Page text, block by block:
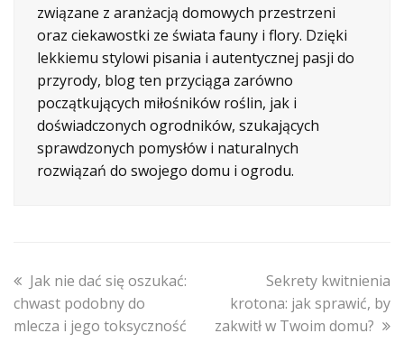
związane z aranżacją domowych przestrzeni
oraz ciekawostki ze świata fauny i flory. Dzięki
lekkiemu stylowi pisania i autentycznej pasji do
przyrody, blog ten przyciąga zarówno
początkujących miłośników roślin, jak i
doświadczonych ogrodników, szukających
sprawdzonych pomysłów i naturalnych
rozwiązań do swojego domu i ogrodu.
previous
post:
Jak nie dać się oszukać:
chwast podobny do
mlecza i jego toksyczność
next
post:
Sekrety kwitnienia
krotona: jak sprawić, by
zakwitł w Twoim domu?